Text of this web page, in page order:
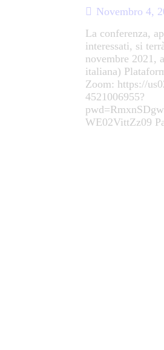
Novembro 4,
La conferenza,
interessati, si
novembre 2021,
italiana)
Zoom: https://
4521006955?
WE02VittZz09